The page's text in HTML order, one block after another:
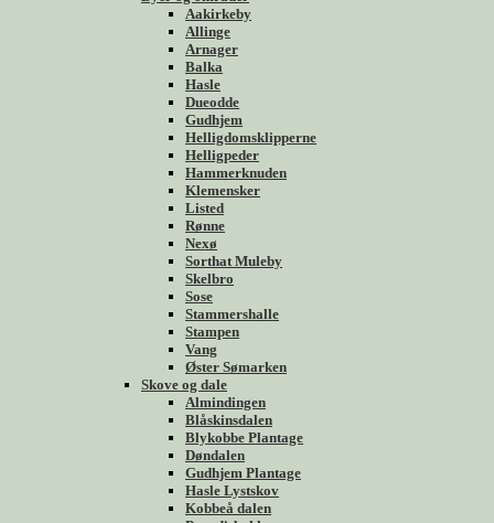
Aakirkeby
Allinge
Arnager
Balka
Hasle
Dueodde
Gudhjem
Helligdomsklipperne
Helligpeder
Hammerknuden
Klemensker
Listed
Rønne
Nexø
Sorthat Muleby
Skelbro
Sose
Stammershalle
Stampen
Vang
Øster Sømarken
Skove og dale
Almindingen
Blåskinsdalen
Blykobbe Plantage
Døndalen
Gudhjem Plantage
Hasle Lystskov
Kobbeå dalen